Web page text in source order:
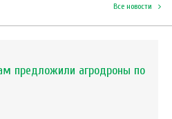
Все новости
предложили агродроны по